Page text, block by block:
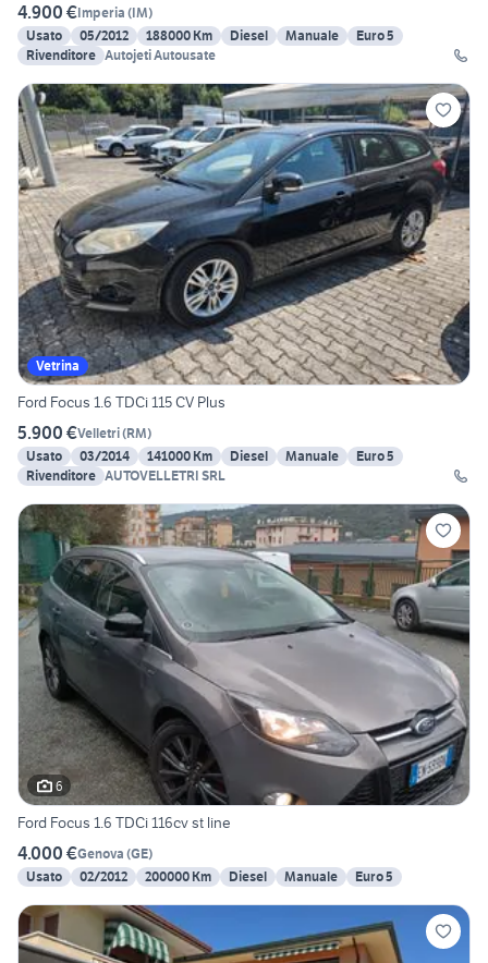
4.900 €Imperia (IM)
Usato
05/2012 188000 Km Diesel Manuale
Euro 5
Rivenditore Autojeti Autousate
Vetrina
Ford Focus 1.6 TDCi 115 CV Plus
5.900 €Velletri(RM)
Usato
03/2014 141000 Km Diesel Manuale
Euro 5
Rivenditore AUTOVELLETRI SRL
6
Ford Focus 1.6 TDCi 116cv st line
4.000 €Genova (GE)
Usato
02/2012 200000 Km Diesel Manuale Euro 5